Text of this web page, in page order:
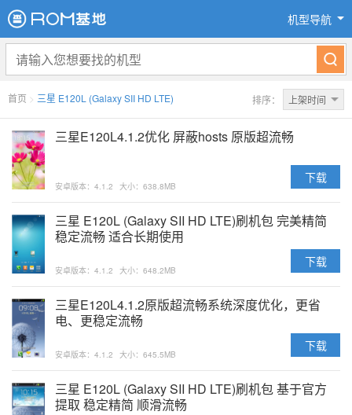
机型导航
首页 > 三星 E120L (Galaxy SII HD LTE) 排序： 上架时间
三星E120L4.1.2优化 屏蔽hosts 原版超流畅
安卓版本：4.1.2 大小：638.8MB
下载
三星 E120L (Galaxy SII HD LTE)刷机包 完美精简
稳定流畅 适合长期使用
安卓版本：4.1.2 大小：648.2MB
下载
三星E120L4.1.2原版超流畅系统深度优化，更省
电、更稳定流畅
安卓版本：4.1.2 大小：645.5MB
下载
三星 E120L (Galaxy SII HD LTE)刷机包 基于官方
提取 稳定精简 顺滑流畅